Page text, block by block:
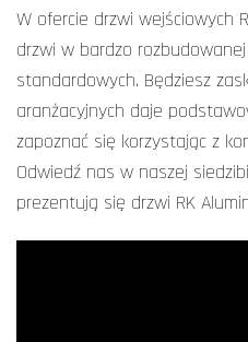
W ofercie drzwi wejściowych
drzwi w bardzo
standardowych. Będziesz
aranżacyjnych daje
zapoznać się korzystając z
Odwiedź nas w naszej
prezentują się drzwi RK